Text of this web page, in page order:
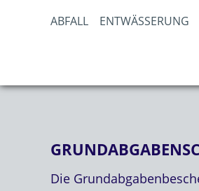
ABFALL ENTWÄSSERUNG
Die